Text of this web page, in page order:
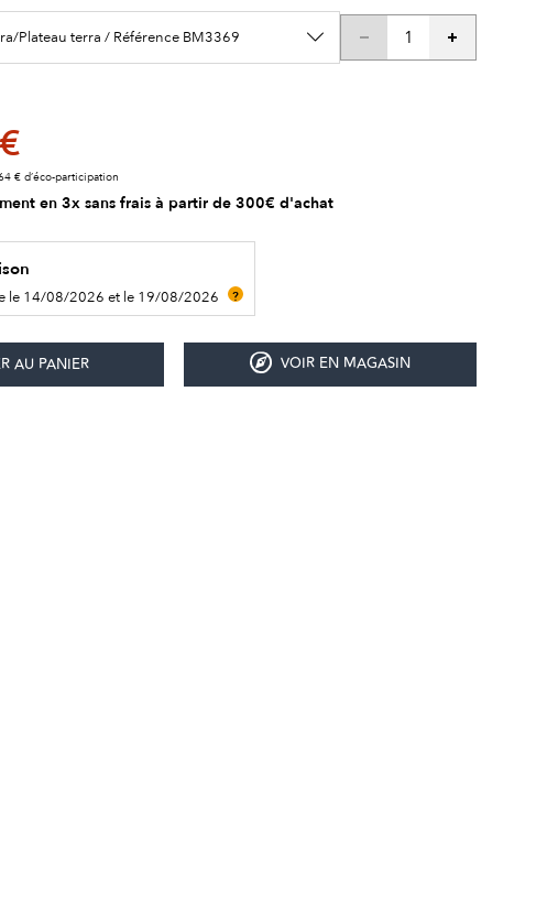
Plateau terra / Référence BM3369
€ d’éco-participation
en 3x sans frais à partir de 300€ d'achat
le 14/08/2026 et le 19/08/2026 ?
VOIR EN MAGASIN